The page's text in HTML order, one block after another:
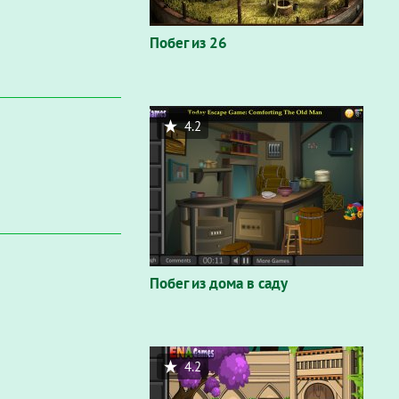
Побег из 26
Побег из дома в саду
4.2
4.2